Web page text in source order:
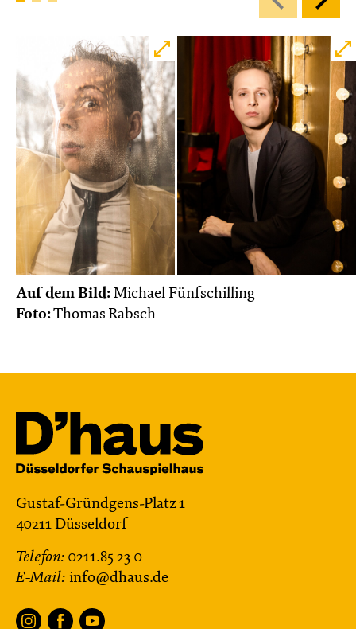
Auf dem Bild: Michael Fünfschilling
Foto:Thomas Rabsch
Gustaf-Gründgens-Platz 1
40211 Düsseldorf
Telefon: 0211.85 23 0
E-Mail: info@dhaus.de